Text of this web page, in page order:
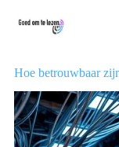
Hoe betrouwbaar